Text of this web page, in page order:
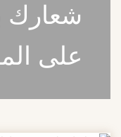
المبنى